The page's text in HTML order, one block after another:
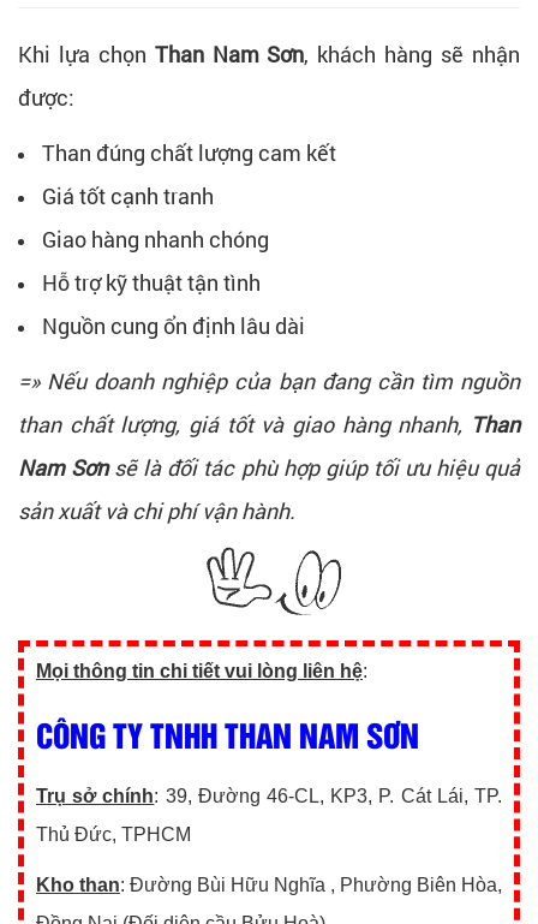
Khi lựa chọn Than Nam Sơn, khách hàng sẽ nhận
được:
Than đúng chất lượng cam kết
Giá tốt cạnh tranh
Giao hàng nhanh chóng
Hỗ trợ kỹ thuật tận tình
Nguồn cung ổn định lâu dài
=» Nếu doanh nghiệp của bạn đang cần tìm nguồn
than chất lượng, giá tốt và giao hàng nhanh, Than
Nam Sơnsẽ là đối tác phù hợp giúp tối ưu hiệu quả
sản xuất và chi phí vận hành.
Mọi thông tin chi tiết vui lòng liên hệ:
CÔNG TY TNHH THAN NAM SƠN
Trụ sở chính: 39, Đường 46-CL, KP3, P. Cát Lái, TP.
Thủ Đức, TPHCM
Kho than: Đường Bùi Hữu Nghĩa , Phường Biên Hòa,